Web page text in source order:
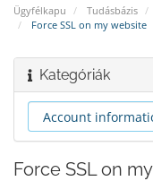
Ügyfélkapu Tudásbázis
Force SSL on my website
Kategóriák
Force SSL on